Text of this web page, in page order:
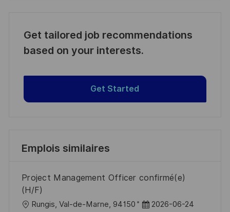
Get tailored job recommendations
based on your interests.
Get Started
Emplois similaires
Project Management Officer confirmé(e)
(H/F)
Rungis, Val-de-Marne, 94150
D 2026-06-24